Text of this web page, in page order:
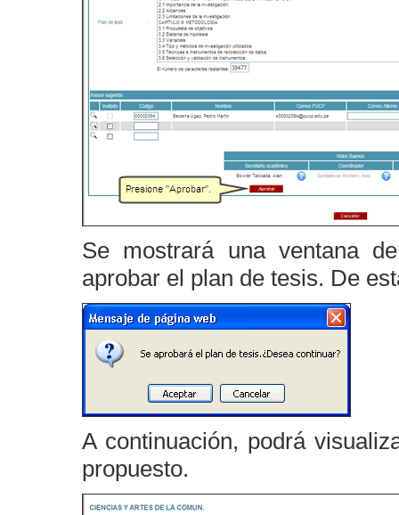
Se mostrará una ventana
aprobar el plan de tesis. De
A continuación, podrá
propuesto.